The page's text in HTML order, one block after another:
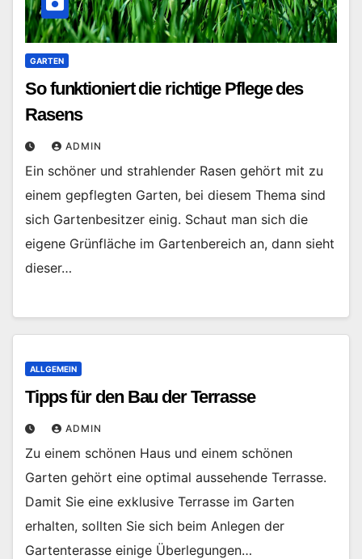
GARTEN
So funktioniert die richtige Pflege des
Rasens
ADMIN
Ein schöner und strahlender Rasen gehört mit zu
einem gepflegten Garten, bei diesem Thema sind
sich Gartenbesitzer einig. Schaut man sich die
eigene Grünfläche im Gartenbereich an, dann sieht
dieser…
ALLGEMEIN
Tipps für den Bau der Terrasse
ADMIN
Zu einem schönen Haus und einem schönen
Garten gehört eine optimal aussehende Terrasse.
Damit Sie eine exklusive Terrasse im Garten
erhalten, sollten Sie sich beim Anlegen der
Gartenterasse einige Überlegungen…